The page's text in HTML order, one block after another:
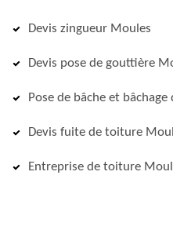
Devis zingueur Moules
Devis pose de gouttière
Pose de bâche et
Devis fuite de toiture
Entreprise de toiture